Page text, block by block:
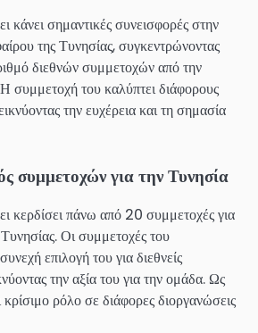
κάνει σημαντικές συνεισφορές στην
της Τυνησίας, συγκεντρώνοντας
διεθνών συμμετοχών από την
συμμετοχή του καλύπτει διάφορους
την ευχέρεια και τη σημασία
συμμετοχών για την Τυνησία
κερδίσει πάνω από 20 συμμετοχές για
Οι συμμετοχές του
επιλογή του για διεθνείς
την αξία του για την ομάδα. Ως
κρίσιμο ρόλο σε διάφορες διοργανώσεις